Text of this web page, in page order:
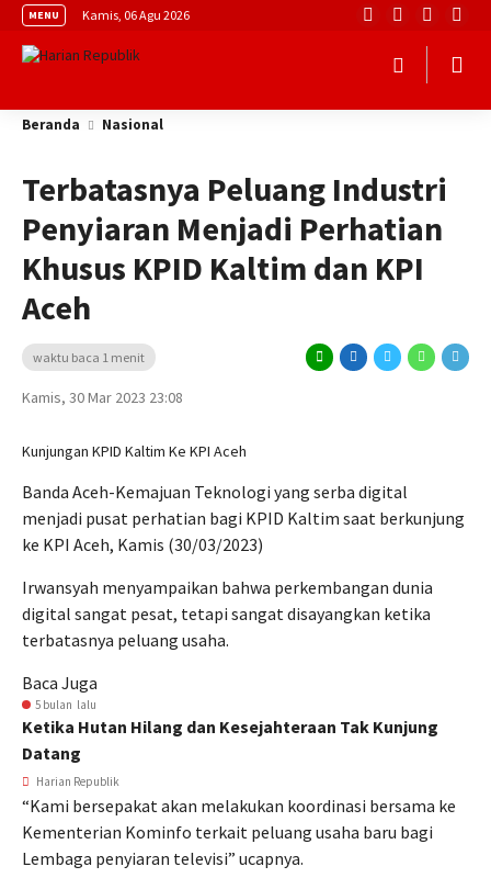
MENU Kamis, 06 Agu 2026
Beranda Nasional
Terbatasnya Peluang Industri
Penyiaran Menjadi Perhatian
Khusus KPID Kaltim dan KPI
Aceh
waktu baca 1 menit
Kamis, 30 Mar 2023 23:08
Kunjungan KPID Kaltim Ke KPI Aceh
Banda Aceh-Kemajuan Teknologi yang serba digital
menjadi pusat perhatian bagi KPID Kaltim saat berkunjung
ke KPI Aceh, Kamis (30/03/2023)
Irwansyah menyampaikan bahwa perkembangan dunia
digital sangat pesat, tetapi sangat disayangkan ketika
terbatasnya peluang usaha.
Baca Juga
5 bulan lalu
Ketika Hutan Hilang dan Kesejahteraan Tak Kunjung
Datang
Harian Republik
“Kami bersepakat akan melakukan koordinasi bersama ke
Kementerian Kominfo terkait peluang usaha baru bagi
Lembaga penyiaran televisi” ucapnya.